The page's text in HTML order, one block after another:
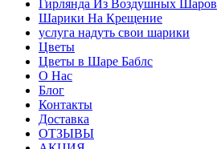
Гирлянда Из Воздушных Шаров
Шарики На Крещение
услуга надуть свои шарики
Цветы
Цветы в Шаре Баблс
О Нас
Блог
Контакты
Доставка
ОТЗЫВЫ